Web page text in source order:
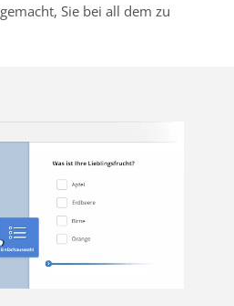
Sie bei all dem zu